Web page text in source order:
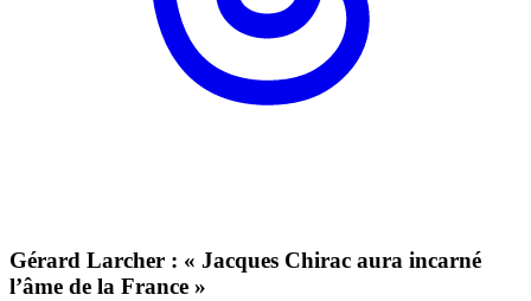
Gérard Larcher : « Jacques Chirac aura incarné
l’âme de la France »